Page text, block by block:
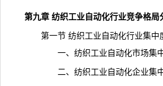
第九章 纺织工业自动化行业竞争格局
第一节 纺织工业自动化行业集中
一、纺织工业自动化市场集中
二、纺织工业自动化企业集中